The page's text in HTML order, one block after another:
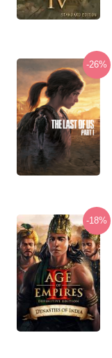
-26%
-18%